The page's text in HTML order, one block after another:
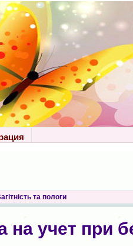
та пологи
на учет при